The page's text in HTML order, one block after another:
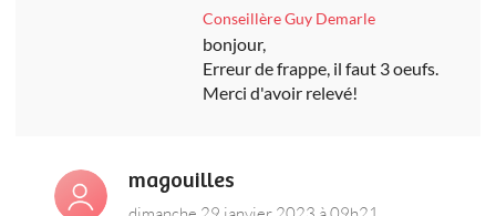
Conseillère Guy Demarle
bonjour,
Erreur de frappe, il faut 3 oeufs.
Merci d'avoir relevé!
magouilles